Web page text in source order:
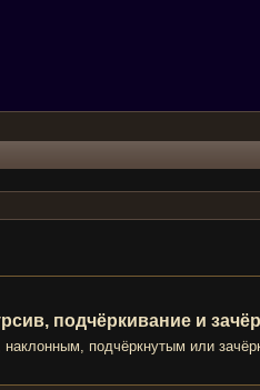
подчёркивание и
подчёркнутым или